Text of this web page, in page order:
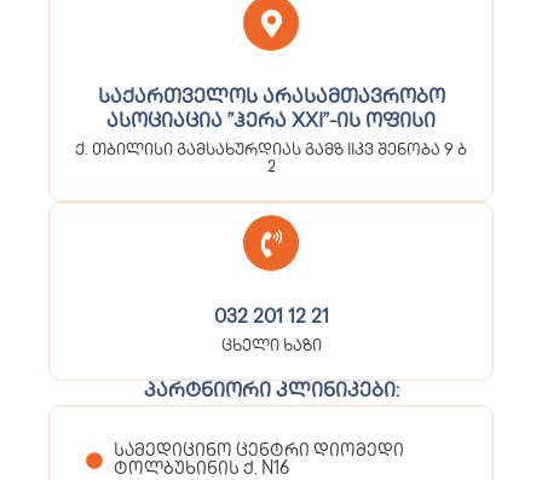
საქართველოს არასამთავრობო
ასოციაცია ”ჰერა XXI”-ის ოფისი
ქ. თბილისი გამსახურდიას გამზ IIკვ შენობა 9 ბ
2
032 201 12 21
ცხელი ხაზი
პარტნიორი კლინიკები:
სამედიცინო ცენტრი დიომედი
ტოლბუხინის ქ. N16